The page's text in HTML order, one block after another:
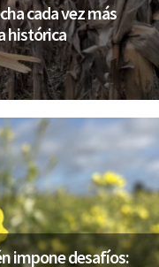
cada vez más
histórica
impone desafíos: